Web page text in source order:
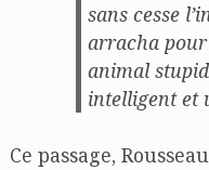
sans cesse
arracha pour
animal
intelligent et
Ce passage,